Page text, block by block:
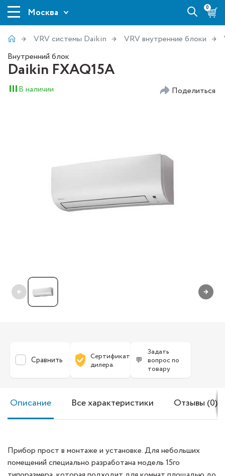
Москва 0
VRV системы Daikin VRV внутренние блоки
Внутренний блок
Daikin FXAQ15A
В наличии Поделиться
← →
Сравнить
Сертификат
дилера.
💬
Задать
вопрос по
товару
Описание Все характеристики Отзывы (0)
Прибор прост в монтаже и установке. Для небольших
помещений специально разработана модель 15го